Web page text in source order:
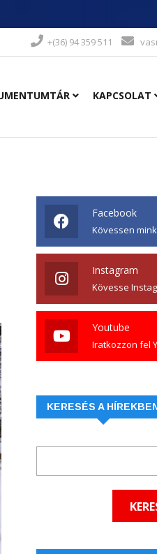
+(36) 94 359 511
KAPCSOLAT
Facebook
Kövessen
Instagram
Kövesse
Youtube
Iratkozzon fel
KERESÉS A